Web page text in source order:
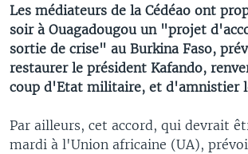
Les médiateurs de la Cédéao ont
soir à Ouagadougou un "projet
sortie de crise" au Burkina Faso,
restaurer le président Kafando,
coup d'Etat militaire, et d'amnistier
Par ailleurs, cet accord, qui devrait
mardi à l'Union africaine (UA),